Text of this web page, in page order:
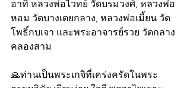
อาทิ หลวงพ่อไวทย์ วัดบรมวงศ์, หลวงพ่อ
หอม วัดบางเตยกลาง, หลวงพ่อเมี้ยน วัด
โพธิ์กบเจา และพระอาจารย์รวย วัดกลาง
คลองสาม
🙏ท่านเป็นพระเกจิที่เคร่งครัดในพระ